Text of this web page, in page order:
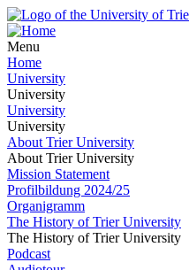
Menu
Home
University
University
University
University
About Trier University
About Trier University
Mission Statement
Profilbildung 2024/25
Organigramm
The History of Trier University
The History of Trier University
Podcast